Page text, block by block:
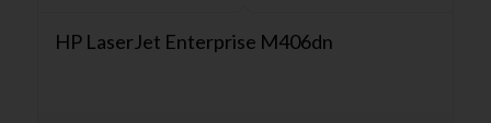
HP LaserJet Enterprise M406dn